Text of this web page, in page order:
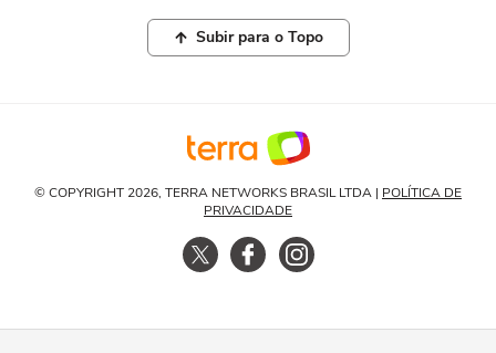
Subir para o Topo
© COPYRIGHT 2026, TERRA NETWORKS BRASIL LTDA | POLÍTICA DE
PRIVACIDADE